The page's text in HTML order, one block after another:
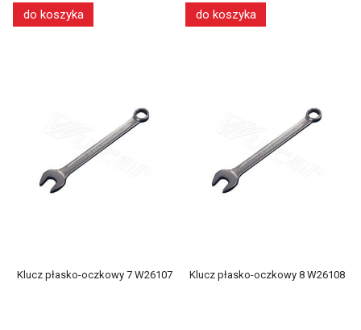
do koszyka do koszyka
Klucz płasko-oczkowy 7 W26107 Klucz płasko-oczkowy 8 W26108